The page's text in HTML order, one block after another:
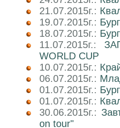
21.07.2015г.:
19.07.2015г.:
18.07.2015г.:
11.07.2015г.:
WORLD CUP
10.07.2015г.:
06.07.2015г.:
01.07.2015г.:
01.07.2015г.:
30.06.2015г.:
on tour"